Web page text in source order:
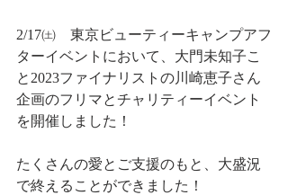
2/17㈯　東京ビューティーキャンプアフ
ターイベントにおいて、大門未知子こ
と2023ファイナリストの川崎恵子さん
企画のフリマとチャリティーイベント
を開催しました！
たくさんの愛とご支援のもと、大盛況
で終えることができました！